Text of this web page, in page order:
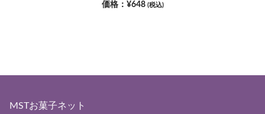
¥648 (税込)
MSTお菓子ネット